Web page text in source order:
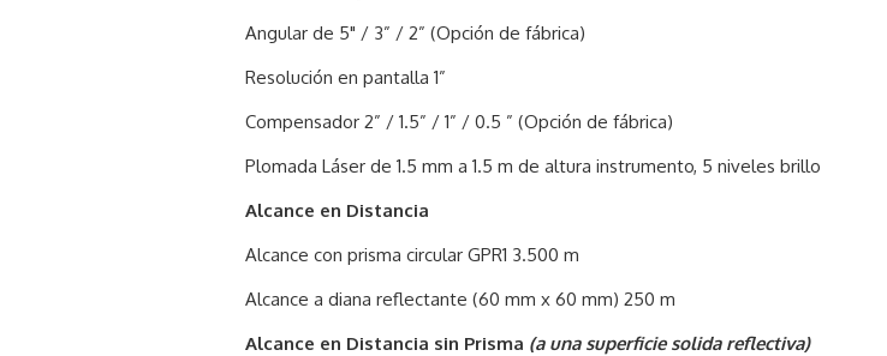
Angular de 5" / 3” / 2” (Opción de fábrica)
Resolución en pantalla 1”
Compensador 2” / 1.5” / 1” / 0.5 ” (Opción de fábrica)
Plomada Láser de 1.5 mm a 1.5 m de altura instrumento, 5 niveles brillo
Alcance en Distancia
Alcance con prisma circular GPR1 3.500 m
Alcance a diana reflectante (60 mm x 60 mm) 250 m
Alcance en Distancia sin Prisma (a una superficie solida reflectiva)